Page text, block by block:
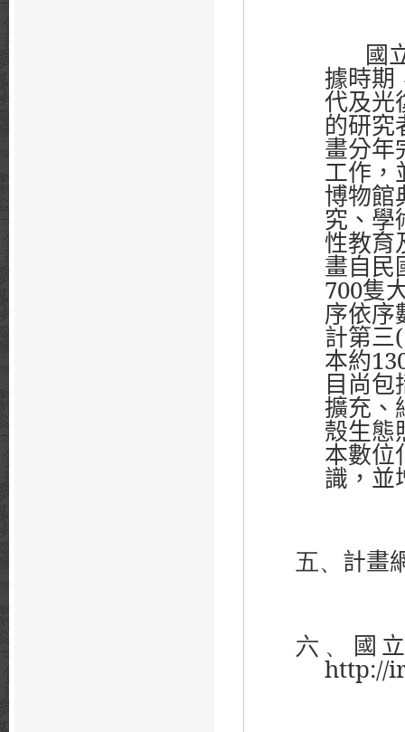
國立臺
據時期
代及光
的研究
畫分年
工作，
博物館
究、學
性教育
畫自民
700隻
序依序
計第三
本約
目尚
擴充、
殼生態
本數位
識，並
五、 計畫
六、 國
http://